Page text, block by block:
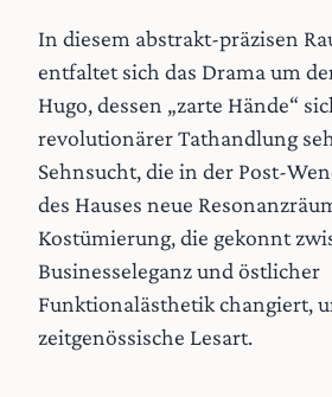
In diesem abstrakt-präzisen
entfaltet sich das Drama um
Hugo, dessen „zarte Hände“
revolutionärer Tathandlung
Sehnsucht, die in der Post-
des Hauses neue
Kostümierung, die gekonnt
Businesseleganz und östlicher
Funktionalästhetik changiert,
zeitgenössische Lesart.